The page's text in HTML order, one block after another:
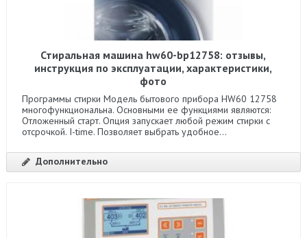
Стиральная машина hw60-bp12758: отзывы,
инструкция по эксплуатации, характеристики,
фото
Программы стирки Модель бытового прибора HW60 12758
многофункциональна. Основными ее функциями являются:
Отложенный старт. Опция запускает любой режим стирки с
отсрочкой. I-time. Позволяет выбрать удобное...
Дополнительно